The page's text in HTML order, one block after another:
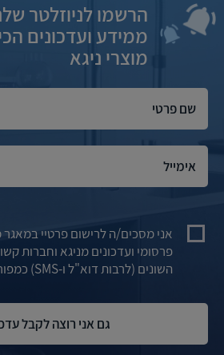
הרשמו לניוזלטר
ממידע ועדכונים
מוצרי ניגא
אני מסכים/ה לרישום פרטיי במאגר
פרסומי ועדכונים מניגא וחברות
השונים (לרבות דוא"ל ו-SMS) כמפורט במדיניות הפרטיות.